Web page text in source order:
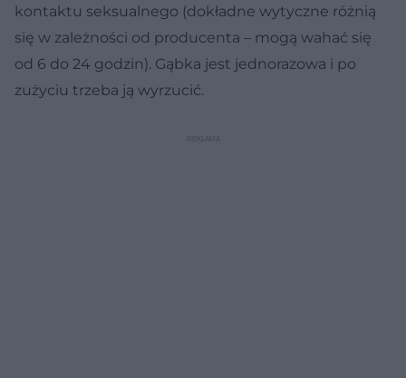
kontaktu seksualnego (dokładne wytyczne różnią
się w zależności od producenta – mogą wahać się
od 6 do 24 godzin). Gąbka jest jednorazowa i po
zużyciu trzeba ją wyrzucić.